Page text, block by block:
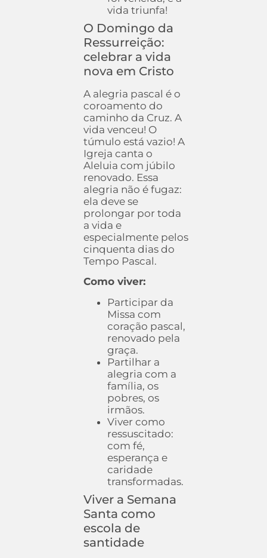
vida triunfa!
O Domingo da
Ressurreição:
celebrar a vida
nova em Cristo
A alegria pascal é o
coroamento do
caminho da Cruz. A
vida venceu! O
túmulo está vazio! A
Igreja canta o
Aleluia com júbilo
renovado. Essa
alegria não é fugaz:
ela deve se
prolongar por toda
a vida e
especialmente pelos
cinquenta dias do
Tempo Pascal.
Como viver:
Participar da
Missa com
coração pascal,
renovado pela
graça.
Partilhar a
alegria com a
família, os
pobres, os
irmãos.
Viver como
ressuscitado:
com fé,
esperança e
caridade
transformadas.
Viver a Semana
Santa como
escola de
santidade